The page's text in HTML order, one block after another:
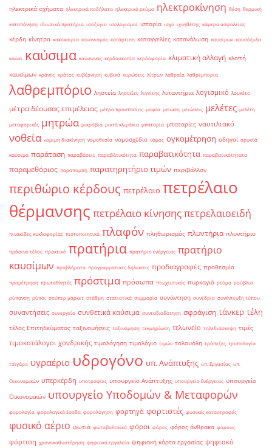
ηλεκτρικά οχήματα ηλεκτρικά ποδήλατα ηλεκτρικό ρεύμα ηλεκτροκίνηση θέση θερμική
καταπόνηση ιδιωτικά πρατήρια ισοζύγιο ισολογισμοί ιστορία ισχύ ιχνηθέτης κάμερα ασφαλείας
κέρδη κίνητρα κακοκαιρία κανονισμός κατάρτιση καταγγελίες κατανάλωση καυσίμων καυσόξυλα
καύσι καύσιμα καύσωνας κερδοσκοπία κερδοφορία κλιματική αλλαγή κλοπή
καυσίμων κράνος κράτος κυβέρνηση κυβικά κυρώσεις λίτρων λαθραία λαθρεμπορία
λαθρεμπόριο ληστεία ληστείες λιγνίτης λιπαντήρια λογισμικό λουκέτο
μέτρα δέουσας επιμέλειας μέτρα προστασίας μαφία μείωση μειώσεις μελέτες μελέτη
μεταφορικές μητρώα μικρόβια μικτά κλιμάκια μπαταρία μπαταρίες ναυτιλιακό
νοθεία νομιμη διακίνηση νομοθεσία νομοσχέδιο νόμος ογκομέτρηση οδηγοί ορυκτά
καύσιμα παράταση παραβάσεις παραβάτικότητα παραβατικότητα παραβατικότητατα
παραμεθόριος παραπομπή παρατηρητήριο τιμών περιβάλλον
περιθώριο κέρδους πετρέλαιο πετρέλαιο
θέρμανσης πετρέλαιο κίνησηςπετρελαιοειδή
πινακίδες κυκλοφορίας πιστοποιητικά πλαφόν πληθωρισμός πλυντήρια πλυντήριο
πράσινο τέλος πρακτικό πρατήρια πρατήριο ενέργειας πρατήριο
καυσίμων προβλήματα προγραμματικές δηλώσεις προδιαγραφές προθεσμία
προμέτρηση πρωταθλητές πρόστιμα πρόσωπα πτωχευτικός πυρκαγιά ρεύμα ρούβλια
ρύπανση ρύποι σούπερ μάρκετ στάθμη στατιστικά συμμορία συνάντηση συνέδριο συνέντευξη τύπου
συναντήσεις συνεργεία συνθετικά καύσιμα συνταξιοδότηση σφράγιση τάνκερ τέλη
τέλος Επιτηδεύματος ταξινομήσεις ταξινόμηση τεκμηρίωση τελωνείο τηλεδιάσκεψη τιμές
τιμοκατάλογοι χονδρικής τιμολόγηση τιμολόγιο τιμών τολουόλη τράπεζες τροπολογία
τσιγάρο υγραέριο υδρογόνο υπ. Ανάπτυξης υπ. Εργασίας υπ.
Οικονομικών υπερκέρδη υποτροφίες υπουργείο Ανάπτυξης υπουργείο Ενέργειας υπουργείο
Οικονομικών υπουργείο Υποδομών & Μεταφορών
φορολογία φορολογικά έσοδα φορολόγηση φορτηγά φορτιστές φυσικές καταστροφές
φυσικό αέριο φωτιά φωτοβολταϊκά φόροι φόρος φόρος άνθρακα φόρους
φόρτιση χρονοκαθυστέρηση ψηφιακά εργαλεία ψηφιακή κάρτα εργασίας ψηφιακό